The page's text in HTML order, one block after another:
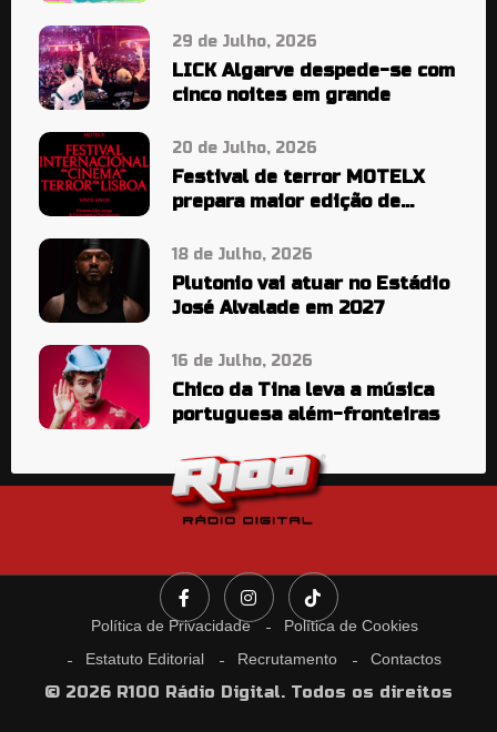
29 de Julho, 2026
LICK Algarve despede-se com
cinco noites em grande
20 de Julho, 2026
Festival de terror MOTELX
prepara maior edição de
18 de Julho, 2026
Plutonio vai atuar no Estádio
José Alvalade em 2027
16 de Julho, 2026
Chico da Tina leva a música
portuguesa além-fronteiras
Política de Privacidade
Política de Cookies
Estatuto Editorial
Recrutamento Contactos
© 2026 R100 Rádio Digital. Todos os direitos